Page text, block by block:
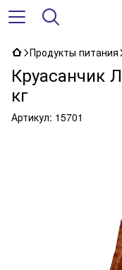
Продукты питания
Круасанчик
кг
Артикул: 15701